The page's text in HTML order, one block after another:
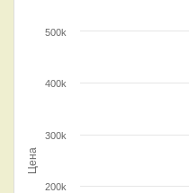
Цена
200k
300k
400k
500k